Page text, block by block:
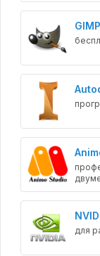
GIMP
для